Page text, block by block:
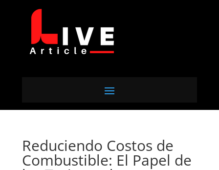
Reduciendo Costos de
Combustible: El Papel de